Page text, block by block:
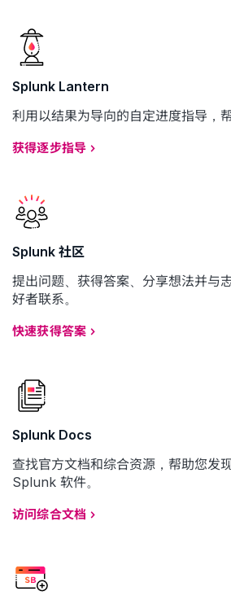
Splunk Lantern
利用以结果为导向的自定进度指导，
获得逐步指导
Splunk 社区
提出问题、获得答案、分享想法并与
好者联系。
快速获得答案
Splunk Docs
查找官方文档和综合资源，帮助您发
Splunk 软件。
访问综合文档